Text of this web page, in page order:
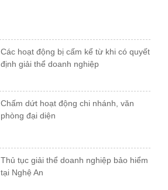
Các hoạt động bị cấm kể từ khi có quyết
định giải thể doanh nghiệp
Chấm dứt hoạt động chi nhánh, văn
phòng đại diện
Thủ tục giải thể doanh nghiệp bảo hiểm
tại Nghệ An